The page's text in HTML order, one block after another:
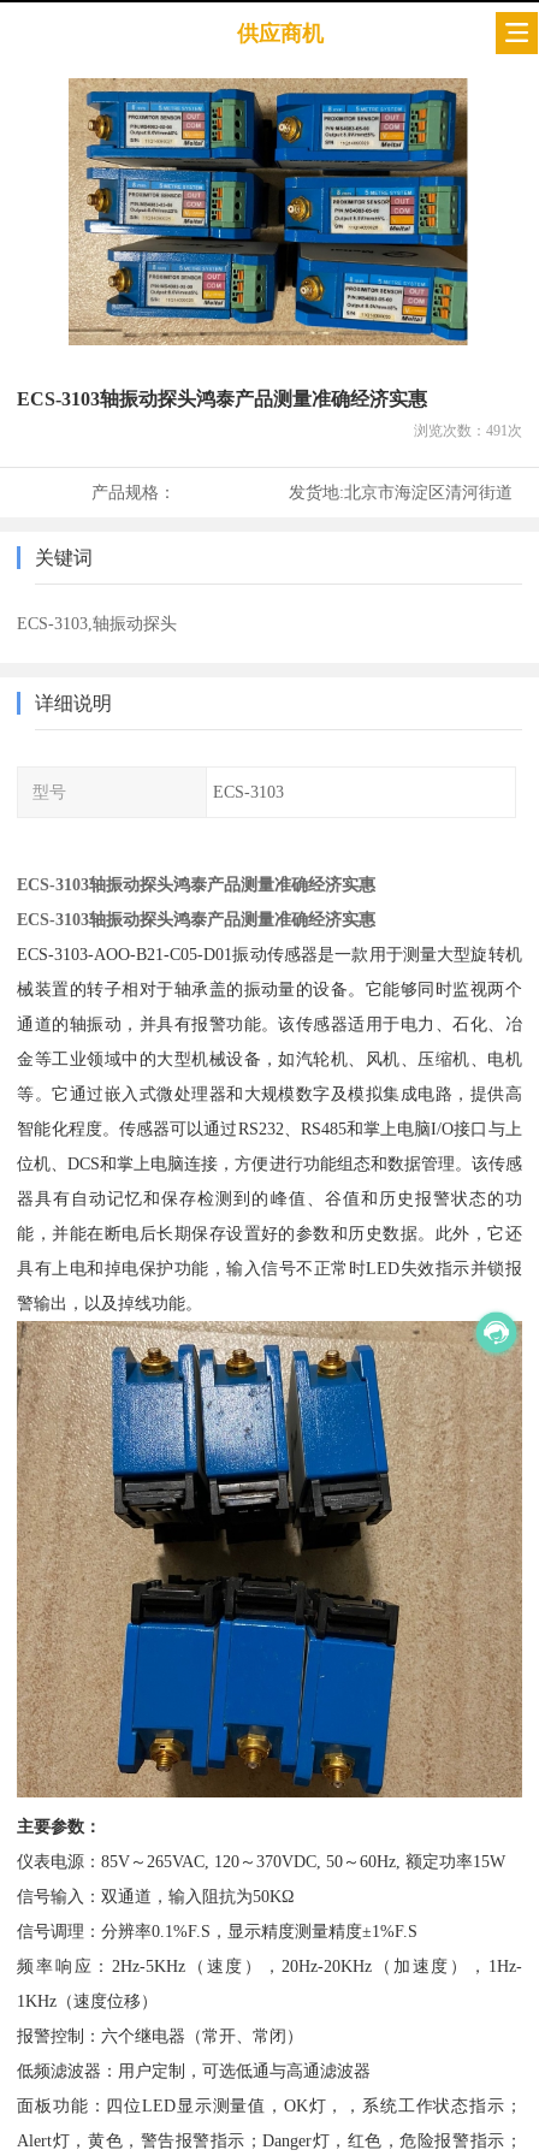
供应商机
ECS-3103轴振动探头鸿泰产品测量准确经济实惠
浏览次数： 491 次
产品规格： 发货地:北京市海淀区清河街道
关键词
ECS-3103,轴振动探头
详细说明
型号 ECS-3103
ECS-3103轴振动探头鸿泰产品测量准确经济实惠
ECS-3103轴振动探头鸿泰产品测量准确经济实惠
ECS-3103-AOO-B21-C05-D01振动传感器是一款用于测量大型旋转机
械装置的转子相对于轴承盖的振动量的设备。它能够同时监视两个
通道的轴振动，并具有报警功能。该传感器适用于电力、石化、冶
金等工业领域中的大型机械设备，如汽轮机、风机、压缩机、电机
等。它通过嵌入式微处理器和大规模数字及模拟集成电路，提供高
智能化程度。传感器可以通过RS232、RS485和掌上电脑I/O接口与上
位机、DCS和掌上电脑连接，方便进行功能组态和数据管理。该传感
器具有自动记忆和保存检测到的峰值、谷值和历史报警状态的功
能，并能在断电后长期保存设置好的参数和历史数据。此外，它还
具有上电和掉电保护功能，输入信号不正常时LED失效指示并锁报
警输出，以及掉线功能。
主要参数：
仪表电源：85V～265VAC, 120～370VDC, 50～60Hz, 额定功率15W
信号输入：双通道，输入阻抗为50KΩ
信号调理：分辨率0.1%F.S，显示精度测量精度±1%F.S
频率响应：2Hz-5KHz（速度），20Hz-20KHz（加速度），1Hz-
1KHz（速度位移）
报警控制：六个继电器（常开、常闭）
低频滤波器：用户定制，可选低通与高通滤波器
面板功能：四位LED显示测量值，OK灯，，系统工作状态指示；
Alert灯，黄色，警告报警指示；Danger灯，红色，危险报警指示；